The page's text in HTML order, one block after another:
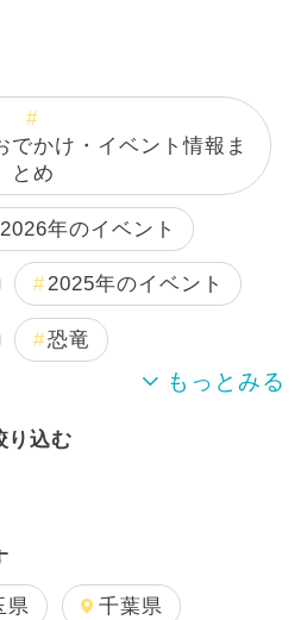
でかけ・イベント情報ま
とめ
2026年のイベント
2025年のイベント
恐竜
ック
ーク)
り込む
県 千葉県